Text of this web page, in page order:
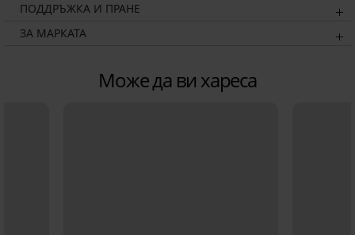
ПОДДРЪЖКА И ПРАНЕ
ЗА МАРКАТА
Може да ви хареса